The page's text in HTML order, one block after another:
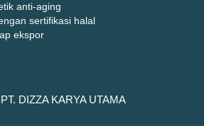
anti-aging
sertifikasi halal
ekspor
DIZZA KARYA UTAMA